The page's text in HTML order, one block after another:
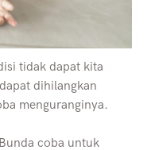
tidak dapat kita
dihilangkan
menguranginya.
coba untuk